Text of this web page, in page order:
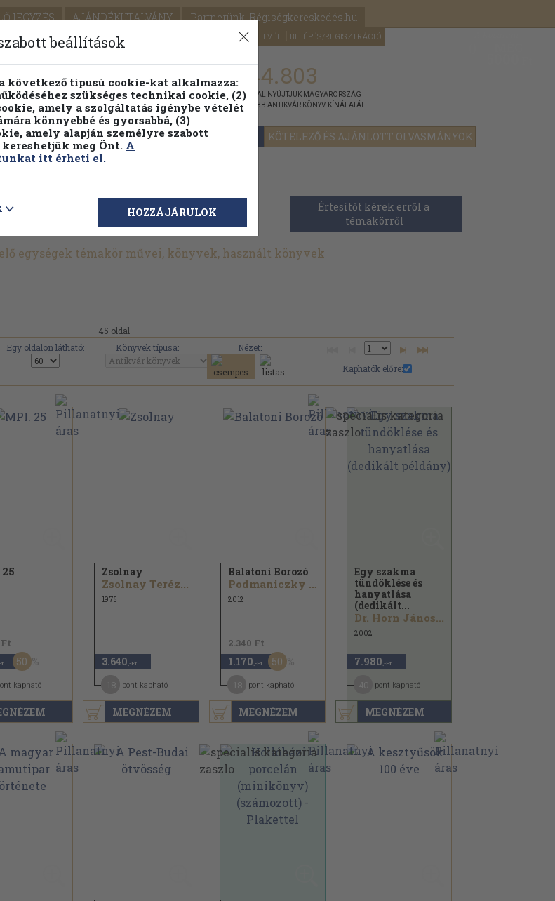
AJÁNDÉKUTALVÁNY Partnerünk: Régiségkereskedés.hu
SEGÍTSÉG HÍRLEVÉL BELÉPÉS/REGISZTRÁCIÓ
ÁRAINK FENNTARTHATÓ OLVASMÁNYOK KÖTELEZŐ ÉS AJÁNLOTT OLVASMÁNYOK
Részletes kereső Témaköri fa 1.144.803
KIADVÁNNYAL NYÚJTJUK MAGYARORSZÁG
LEGNAGYOBB ANTIKVÁR KÖNYV-KÍNÁLATÁT
Termelő egységek
Értesítőt kérek erről a
témakörről
egységek témakör művei, könyvek, használt könyvek
45 oldal
Egy oldalon látható: Könyvek típusa:
Nézet:
Kaphatók előre:
Ft
50
kapható
MEGNÉZEM
Zsolnay
Zsolnay Teréz...
1975
3.640 ,-Ft
pont kapható
MEGNÉZEM
Balatoni Borozó
Podmaniczky Szilárd
2012
2.340 Ft
1.170 ,-Ft 50
pont kapható
MEGNÉZEM
Egy szakma
tündöklése és
hanyatlása
(dedikált...
Dr. Horn János...
2002
7.980 ,-Ft
pont kapható
beállítások
következő típusú cookie-kat alkalmazza:
szükséges technikai cookie, (2)
amely a szolgáltatás igénybe vételét
könnyebbé és gyorsabbá, (3)
amely alapján személyre szabott
meg Önt. A
itt érheti el.
HOZZÁJÁRULOK